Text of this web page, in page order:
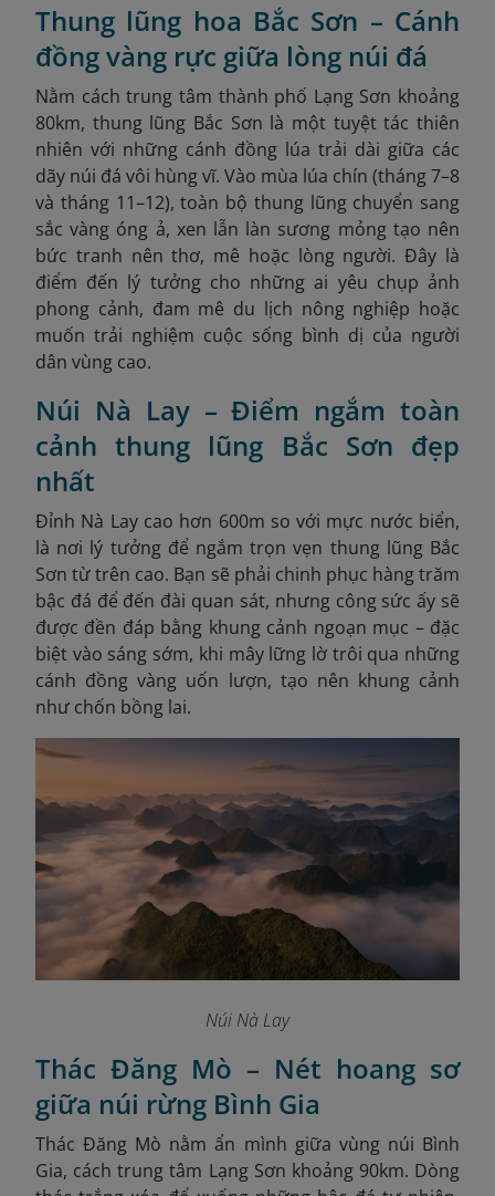
Thung lũng hoa Bắc Sơn – Cánh
đồng vàng rực giữa lòng núi đá
Nằm cách trung tâm thành phố Lạng Sơn khoảng
80km, thung lũng Bắc Sơn là một tuyệt tác thiên
nhiên với những cánh đồng lúa trải dài giữa các
dãy núi đá vôi hùng vĩ. Vào mùa lúa chín (tháng 7–8
và tháng 11–12), toàn bộ thung lũng chuyển sang
sắc vàng óng ả, xen lẫn làn sương mỏng tạo nên
bức tranh nên thơ, mê hoặc lòng người. Đây là
điểm đến lý tưởng cho những ai yêu chụp ảnh
phong cảnh, đam mê du lịch nông nghiệp hoặc
muốn trải nghiệm cuộc sống bình dị của người
dân vùng cao.
Núi Nà Lay – Điểm ngắm toàn
cảnh thung lũng Bắc Sơn đẹp
nhất
Đỉnh Nà Lay cao hơn 600m so với mực nước biển,
là nơi lý tưởng để ngắm trọn vẹn thung lũng Bắc
Sơn từ trên cao. Bạn sẽ phải chinh phục hàng trăm
bậc đá để đến đài quan sát, nhưng công sức ấy sẽ
được đền đáp bằng khung cảnh ngoạn mục – đặc
biệt vào sáng sớm, khi mây lững lờ trôi qua những
cánh đồng vàng uốn lượn, tạo nên khung cảnh
như chốn bồng lai.
Núi Nà Lay
Thác Đăng Mò – Nét hoang sơ
giữa núi rừng Bình Gia
Thác Đăng Mò nằm ẩn mình giữa vùng núi Bình
Gia, cách trung tâm Lạng Sơn khoảng 90km. Dòng